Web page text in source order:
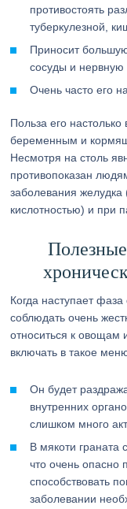
противостоять
туберкулезной,
Приносит
сосуды и нервную
Очень часто его
Польза его
беременным и
Несмотря на столь
противопоказан
заболевания
кислотностью) и при
Когда наступает
соблюдать очень
относиться к овощам
включать в такое
Он будет
внутренних
слишком много
В мякоти граната
что очень опасно
способствовать
заболевании